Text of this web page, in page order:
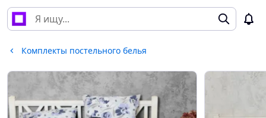
Комплекты постельного белья